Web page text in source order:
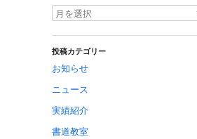
投稿カテゴリー
お知らせ
ニュース
実績紹介
書道教室